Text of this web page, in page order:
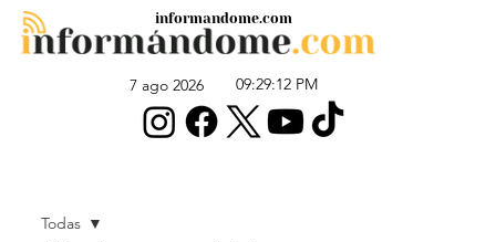
7 ago 2026 09:29:12 PM
informandome.com
Todas